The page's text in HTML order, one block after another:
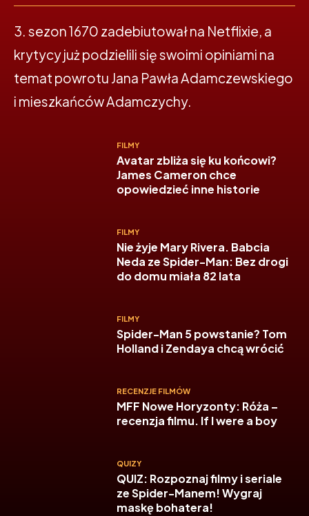
3. sezon 1670 zadebiutował na Netflixie, a
krytycy już podzielili się swoimi opiniami na
temat powrotu Jana Pawła Adamczewskiego
i mieszkańców Adamczychy.
FILMY
Avatar zbliża się ku końcowi?
James Cameron chce
opowiedzieć inne historie
FILMY
Nie żyje Mary Rivera. Babcia
Neda ze Spider-Man: Bez drogi
do domu miała 82 lata
FILMY
Spider-Man 5 powstanie? Tom
Holland i Zendaya chcą wrócić
RECENZJE FILMÓW
MFF Nowe Horyzonty: Róża –
recenzja filmu. If I were a boy
QUIZY
QUIZ: Rozpoznaj filmy i seriale
ze Spider-Manem! Wygraj
maskę bohatera!